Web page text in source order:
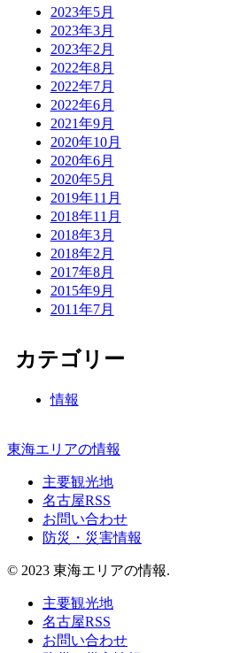
2023年5月
2023年3月
2023年2月
2022年8月
2022年7月
2022年6月
2021年9月
2020年10月
2020年6月
2020年5月
2019年11月
2018年11月
2018年3月
2018年2月
2017年8月
2015年9月
2011年7月
カテゴリー
情報
東海エリアの情報
主要観光地
名古屋RSS
お問い合わせ
防災・災害情報
© 2023 東海エリアの情報.
主要観光地
名古屋RSS
お問い合わせ